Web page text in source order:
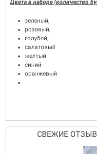
Цвета в наборе (количество
зеленый,
розовый,
голубой,
салатовый
желтый
синий
оранжевый
СВЕЖИЕ